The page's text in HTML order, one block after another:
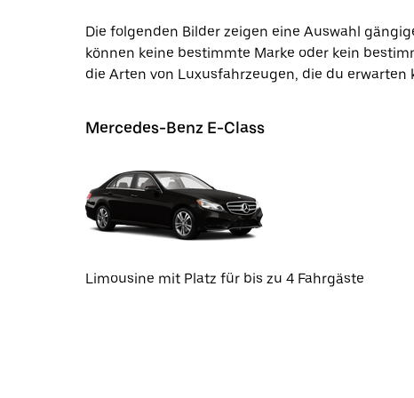
Die folgenden Bilder zeigen eine Auswahl
können keine bestimmte Marke oder kein
die Arten von Luxusfahrzeugen, die du erwarten
Mercedes-Benz E-Class
Limousine mit Platz für bis zu 4 Fahrgäste